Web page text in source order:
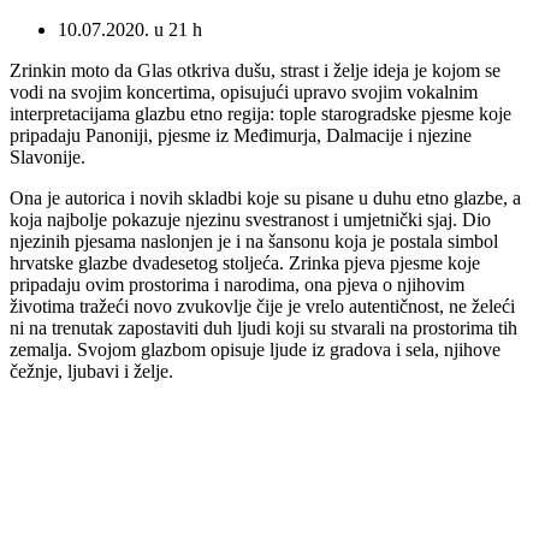
10.07.2020. u 21 h
Zrinkin moto da Glas otkriva dušu, strast i želje ideja je kojom se
vodi na svojim koncertima, opisujući upravo svojim vokalnim
interpretacijama glazbu etno regija: tople starogradske pjesme koje
pripadaju Panoniji, pjesme iz Međimurja, Dalmacije i njezine
Slavonije.
Ona je autorica i novih skladbi koje su pisane u duhu etno glazbe, a
koja najbolje pokazuje njezinu svestranost i umjetnički sjaj. Dio
njezinih pjesama naslonjen je i na šansonu koja je postala simbol
hrvatske glazbe dvadesetog stoljeća. Zrinka pjeva pjesme koje
pripadaju ovim prostorima i narodima, ona pjeva o njihovim
životima tražeći novo zvukovlje čije je vrelo autentičnost, ne želeći
ni na trenutak zapostaviti duh ljudi koji su stvarali na prostorima tih
zemalja. Svojom glazbom opisuje ljude iz gradova i sela, njihove
čežnje, ljubavi i želje.